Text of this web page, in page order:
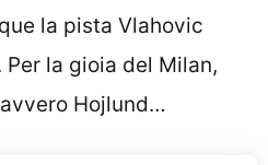
la pista Vlahovic
la gioia del Milan,
Hojlund…